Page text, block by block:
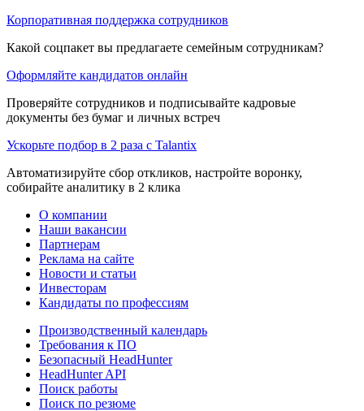
Корпоративная поддержка сотрудников
Какой соцпакет вы предлагаете семейным сотрудникам?
Оформляйте кандидатов онлайн
Проверяйте сотрудников и подписывайте кадровые
документы без бумаг и личных встреч
Ускорьте подбор в 2 раза с Talantix
Автоматизируйте сбор откликов, настройте воронку,
собирайте аналитику в 2 клика
О компании
Наши вакансии
Партнерам
Реклама на сайте
Новости и статьи
Инвесторам
Кандидаты по профессиям
Производственный календарь
Требования к ПО
Безопасный HeadHunter
HeadHunter API
Поиск работы
Поиск по резюме